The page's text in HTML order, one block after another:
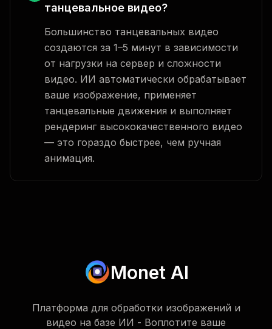
танцевальное видео?
Большинство танцевальных видео
создаются за 1–5 минут в зависимости
от нагрузки на сервер и сложности
видео. ИИ автоматически обрабатывает
ваше изображение, применяет
танцевальные движения и выполняет
рендеринг высококачественного видео
— это гораздо быстрее, чем ручная
анимация.
Monet AI
Платформа для обработки изображений и
видео на базе ИИ - Воплотите ваше